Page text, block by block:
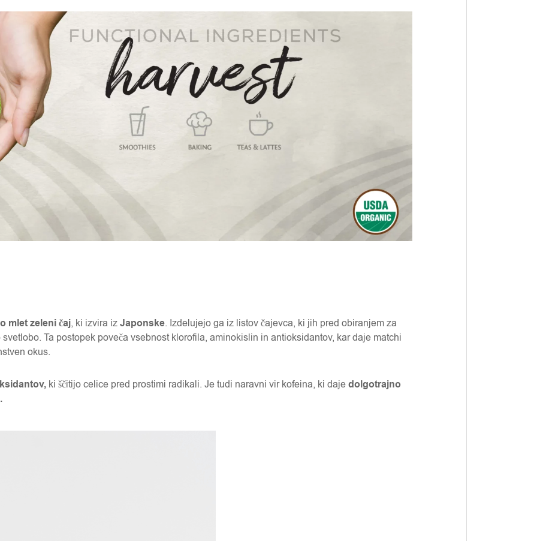
mlet zeleni čaj, ki izvira izJaponske. Izdelujejo ga iz listov čajevca, ki jih pred obiranjem za
Ta postopek poveča vsebnost klorofila, aminokislin in antioksidantov, kar daje matchi
okus.
ki ščitijo celice pred prostimi radikali. Je tudi naravni vir kofeina, ki dajedolgotrajno